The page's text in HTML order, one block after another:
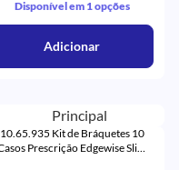
Disponível em 1 opções
Adicionar
10.65.935 Kit de Bráquetes 10
Prescrição Edgewise Slim